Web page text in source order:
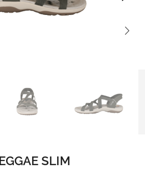
SLIM